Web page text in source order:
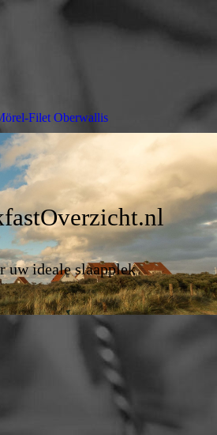
Filet Oberwallis
uw ideale slaapplek